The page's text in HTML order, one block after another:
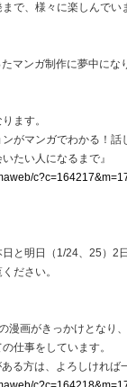
で、様々に楽しんでい
マンガ制作に夢中にな
ます。
ンがマンガでわかる！
たい人になるまで』
と明日（1/24、25）2
ださい。
漫画がきっかけとなり
仕事をしています。
る方は、よろしければ